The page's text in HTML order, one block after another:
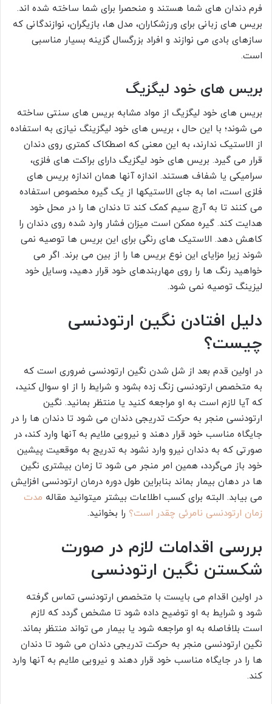
فرم دندان های شما هستند و منحصرا برای شما ساخته شده اند.
بریس های زبانی برای ورزشکاران، مدل ها، بازیگران، نوازندگانی که
سازهای بادی می نوازند و افراد بزرگسال گزینه بسیار مناسبی
است.
بریس های خود لیگزیگ
بریس های خود لیگزیگ از مواد مشابه بریس های سنتی ساخته
می شوند؛ با این حال ، بریس های خود لیگزینگ نیازی به استفاده
از الاستیک ندارند، به این معنی که اصطکاک کمتری روی دندان
قرار می گیرد. بریس های خود لیگزیگ دارای براکت های فلزی،
سرامیکی یا شفاف هستند. اندازه آنها همان اندازه بریس های
فلزی است، اما به جای الاستیکها از یک گیره مخصوص استفاده
می کنند تا به آرچ سیم کمک کند تا دندان ها را در محل خود
هدایت کند. گیره ممکن است میزان فشار وارد شده روی دندان را
کاهش دهد. الاستیک های رنگی برای این بریس ها توصیه نمی
شوند زیرا مزایای این نوع بریس ها را از بین می برند. اگر می
خواهید رنگ ها را روی مهاربندهای خود قرار دهید، وسایل خود
لیزینگ توصیه نمی شود.
دلیل افتادن نگین ارتودنسی
چیست؟
در اولین قدم بعد از شل شدن نگین ارتودنسی ضروری است که
به متخصص ارتودنسی زنگ زده بشود و شرایط را از او سوال کنید،
که آیا لازم است به او مراجعه کنید یا منتظر بمانید. نگین
ارتودنسی منجر به حرکت تدریجی دندان می شود تا دندان ها را در
جایگاه مناسب خود قرار دهند و نیرویی ملایم به آنها وارد کند، در
صورتی که به دندان نیرو وارد نشود به تدریج به موقعیت پیشین
خود باز می‌گردد، همین امر منجر می شود تا زمان بیشتری نگین
ها در دهان بیمار بماند بنابراین طول دوره درمان ارتودنسی افزایش
می بیابد. البته برای کسب اطلاعات بیشتر میتوانید مقاله مدت
زمان ارتودنسی نامرئی چقدر است؟ را بخوانید.
بررسی اقدامات لازم در صورت
شکستن نگین ارتودنسی
در اولین اقدام می بایست با متخصص ارتودنسی تماس گرفته
شود و شرایط به او توضیح داده شود تا مشخص گردد که لازم
است بلافاصله به او مراجعه شود یا بیمار می تواند منتظر بماند.
نگین ارتودنسی منجر به حرکت تدریجی دندان می شود تا دندان
ها را در جایگاه مناسب خود قرار دهند و نیرویی ملایم به آنها وارد
کند.